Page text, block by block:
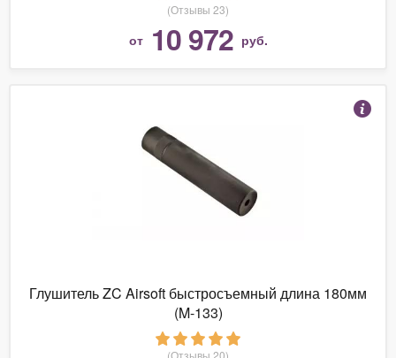
(Отзывы 23)
от 10 972 руб.
Глушитель ZC Airsoft быстросъемный длина 180мм
(M-133)
(Отзывы 20)